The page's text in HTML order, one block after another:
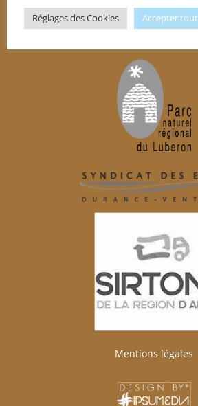
Mentions légales
Réglages des Cookies Accepter tout